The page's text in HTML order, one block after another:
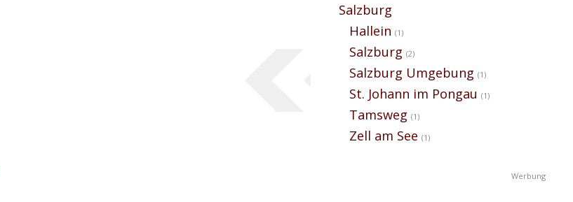
Salzburg
Hallein (1)
Salzburg (2)
Salzburg Umgebung (1)
St. Johann im Pongau (1)
Tamsweg (1)
Zell am See (1)